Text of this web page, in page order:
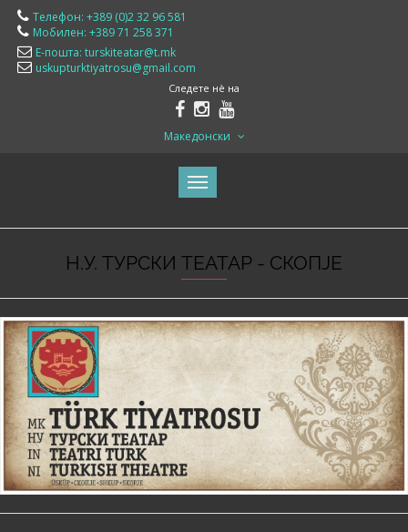
Телефон: +389 (0)2 32 96 581
Мобилен: +389 71 258 371
Е-пошта: turskiteatar@t.mk
uskupturktiyatrosu@gmail.com
Следете нè на
Македонски
Н.У. ТУРСКИ ТЕАТАР - СКОПЈЕ